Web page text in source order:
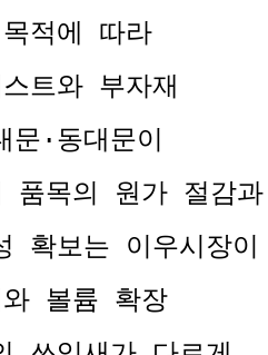
적에 따라
트와 부자재
·동대문이
품목의 원가 절감과
확보는 이우시장이
볼륨 확장